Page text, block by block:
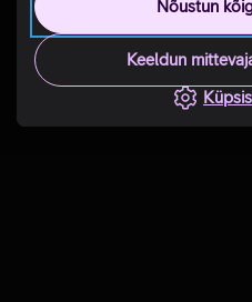
Nõustun
Keeldun